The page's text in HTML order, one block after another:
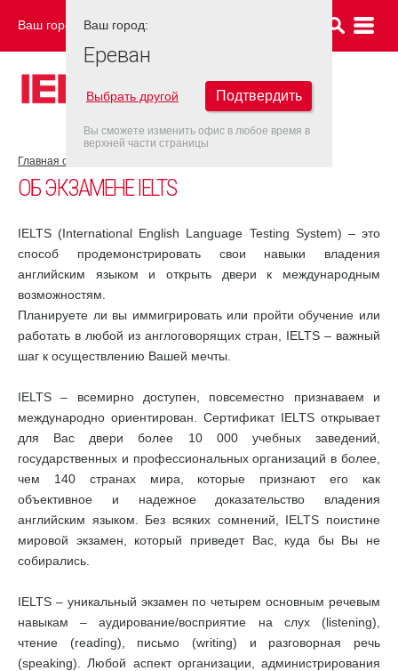
Ваш город: ЕРЕВАН
Главная страница
ОБ ЭКЗАМЕНЕ IELTS
IELTS (International English Language Testing System) – это
способ продемонстрировать свои навыки владения
английским языком и открыть двери к международным
возможностям.
Планируете ли вы иммигрировать или пройти обучение или
работать в любой из англоговорящих стран, IELTS – важный
шаг к осуществлению Вашей мечты.
IELTS – всемирно доступен, повсеместно признаваем и
международно ориентирован. Сертификат IELTS открывает
для Вас двери более 10 000 учебных заведений,
государственных и профессиональных организаций в более,
чем 140 странах мира, которые признают его как
объективное и надежное доказательство владения
английским языком. Без всяких сомнений, IELTS поистине
мировой экзамен, который приведет Вас, куда бы Вы не
собирались.
IELTS – уникальный экзамен по четырем основным речевым
навыкам – аудирование/восприятие на слух (listening),
чтение (reading), письмо (writing) и разговорная речь
(speaking). Любой аспект организации, администрирования
Ваш город:
Ереван
Выбрать другой Подтвердить
Вы сможете изменить офис в любое время в
верхней части страницы